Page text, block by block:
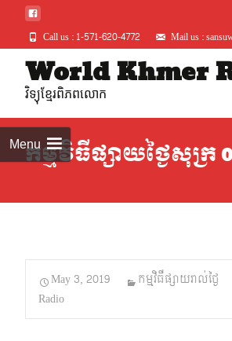
Call us : 1-571-620-4772 Mail us :
World Khmer
វិទ្យុខ្មែរពិភពលោក
Menuកម្មវិធីផ្សាយថ្ងៃសុក្រ
May 3, 2019 កម្មវិធីផ្សាយរាល់ថ្ងៃ
Radio